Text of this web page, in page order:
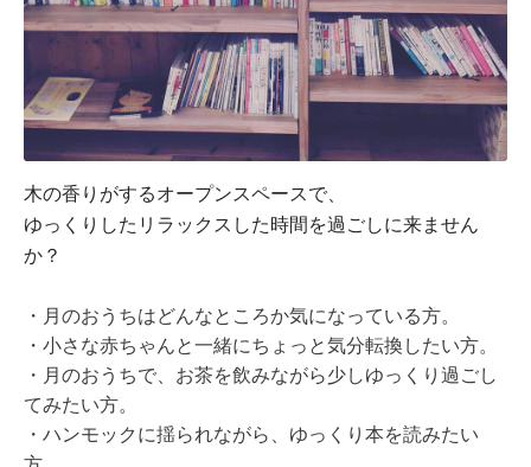
木の香りがするオープンスペースで、
ゆっくりしたリラックスした時間を過ごしに来ません
か？
・月のおうちはどんなところか気になっている方。
・小さな赤ちゃんと一緒にちょっと気分転換したい方。
・月のおうちで、お茶を飲みながら少しゆっくり過ごし
てみたい方。
・ハンモックに揺られながら、ゆっくり本を読みたい